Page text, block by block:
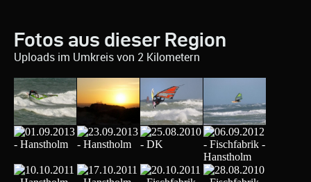
Fotos aus dieser Region
Uploads im Umkreis von 2 Kilometern